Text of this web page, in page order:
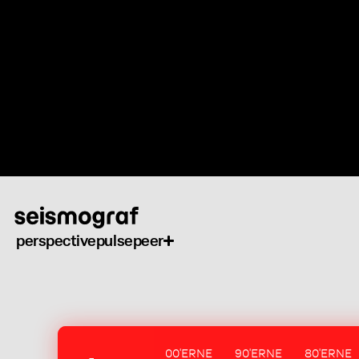
perspectivepulsepeer
00'ERNE 90'ERNE 80'ERNE